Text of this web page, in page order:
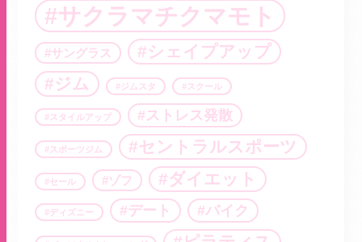
サクラマチクマモト
サングラス
シェイプアップ
ジム
ジムスタ スクール
スタイルアップ ストレス発散
スポーツジム セントラルスポーツ
セール ゾフ ダイエット
ディズニー デート バイク